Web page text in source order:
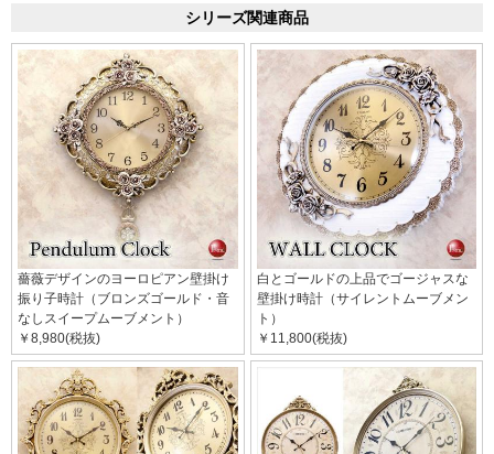
シリーズ関連商品
薔薇デザインのヨーロピアン壁掛け
振り子時計（ブロンズゴールド・音
なしスイープムーブメント）
￥8,980(税抜)
白とゴールドの上品でゴージャスな
壁掛け時計（サイレントムーブメン
ト）
￥11,800(税抜)